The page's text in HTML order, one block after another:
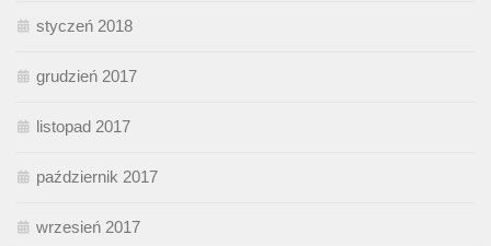
styczeń 2018
grudzień 2017
listopad 2017
październik 2017
wrzesień 2017